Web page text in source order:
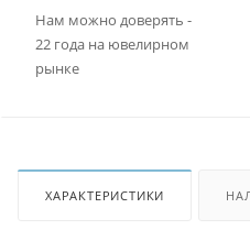
Нам можно доверять -
22 года на ювелирном
рынке
ХАРАКТЕРИСТИКИ